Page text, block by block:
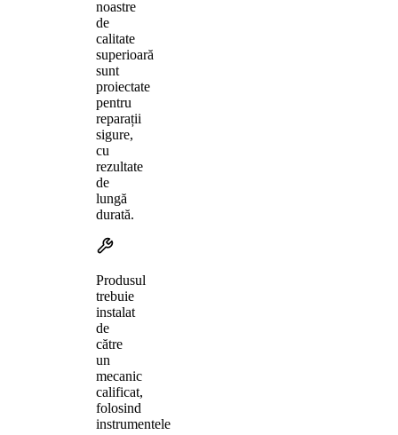
noastre
de
calitate
superioară
sunt
proiectate
pentru
reparații
sigure,
cu
rezultate
de
lungă
durată.
Produsul
trebuie
instalat
de
către
un
mecanic
calificat,
folosind
instrumentele